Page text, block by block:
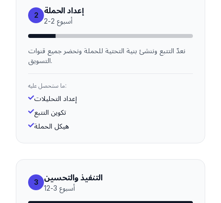
2 إعداد الحملة
أسبوع 2
-
2
نعدّ التتبع وننشئ بنية التحتية للحملة ونحضر جميع قنوات
التسويق.
ما ستحصل عليه:
إعداد التحليلات
تكوين التتبع
هيكل الحملة
3 التنفيذ والتحسين
أسبوع 3
-
12